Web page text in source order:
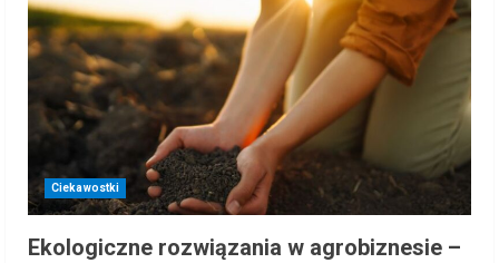
agrobiznesie
–
jak
innowacyjne
maszyny
wspierają
produkcję
i
logistykę?
Ciekawostki
Ekologiczne rozwiązania w agrobiznesie –